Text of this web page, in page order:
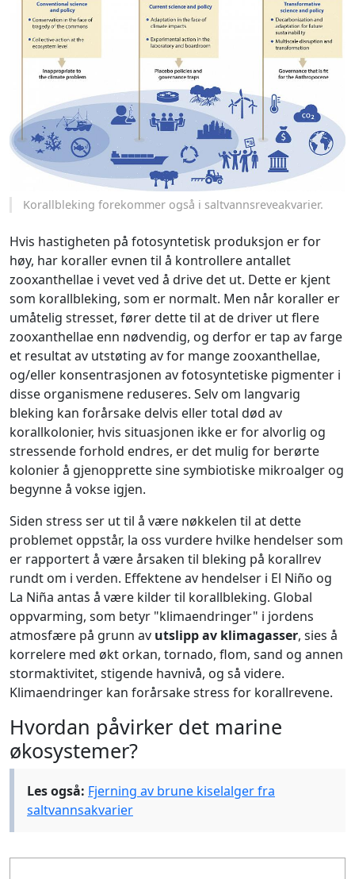
Korallbleking forekommer også i saltvannsreveakvarier.
Hvis hastigheten på fotosyntetisk produksjon er for
høy, har koraller evnen til å kontrollere antallet
zooxanthellae i vevet ved å drive det ut. Dette er kjent
som korallbleking, som er normalt. Men når koraller er
umåtelig stresset, fører dette til at de driver ut flere
zooxanthellae enn nødvendig, og derfor er tap av farge
et resultat av utstøting av for mange zooxanthellae,
og/eller konsentrasjonen av fotosyntetiske pigmenter i
disse organismene reduseres. Selv om langvarig
bleking kan forårsake delvis eller total død av
korallkolonier, hvis situasjonen ikke er for alvorlig og
stressende forhold endres, er det mulig for berørte
kolonier å gjenopprette sine symbiotiske mikroalger og
begynne å vokse igjen.
Siden stress ser ut til å være nøkkelen til at dette
problemet oppstår, la oss vurdere hvilke hendelser som
er rapportert å være årsaken til bleking på korallrev
rundt om i verden. Effektene av hendelser i El Niño og
La Niña antas å være kilder til korallbleking. Global
oppvarming, som betyr "klimaendringer" i jordens
atmosfære på grunn av utslipp av klimagasser, sies å
korrelere med økt orkan, tornado, flom, sand og annen
stormaktivitet, stigende havnivå, og så videre.
Klimaendringer kan forårsake stress for korallrevene.
Hvordan påvirker det marine
økosystemer?
Les også: Fjerning av brune kiselalger fra
saltvannsakvarier